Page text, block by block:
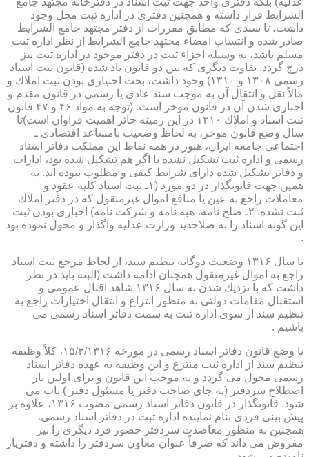
الشرایط قرار داشته و همچنین دفتری در اداره ثبت محل وجود
داشت، تا سندی كه مطابق مقررات از دفتر مجتهد جامع الشرایط
صادر شده و انتساب امضاء مجتهد جامع الشرایط از نظر اداره ثبت
مسلم باشد، به وسیله اجزاء ثبت در دفتر موجود در اداره ثبت نیز
درج گردد. تفاوت دیگری كه بین دو قانون یاد شده (قانون ثبت اسناد
رسمی ۱۳۰۸ و ۱۳۱۰) وجود داشت، بحث اختیاری بودن ثبت املاك و
مالاً نقل و انتقال آن به موجب سند عادی یا رسمی در قانون مقدم و
اجباری شدن آن در قانون موخر است. (توجه به مواد ۴۶ و ۴۷ قانون
ثبت اسناد و املاك ۱۳۱۰ در این زمینه حائز اهمیت فراوان است)تا
سال وضع قانون موخر، به لحاظ وضعیت نامساعد اقتصادی ـ
اجتماعی جامعه ایران، هنوز در همه نقاط این مملكت دفاتر اسناد
رسمی و اداره ثبت تشكیل نشده یا اگر هم تشكیل شده بود، ادارات
و دفاتر تشكیل شده دارای شرایط كیفی و مطلوب نبوده اند. به
همین جهت قانونگذار در دو مورد (۱ـ ثبت اسناد كلیه عقود و
معاملات راجع به عین یا منافع اموال غیرمنقول كه در دفتر املاك
ثبت نشده. ۲ـ صلح نامه، هبه نامه و شركت نامه) اجباری بودن ثبت
این گونه اسناد را به صلاحدید وزارت عدلیه واگذار و محول نموده بود
.
تا سال ۱۳۱۶ وضعیت دوگانه تنظیم سند، از لحاظ مرجع ثبت اسناد
راجع به اموال غیرمنقول همچنان ادامه داشت (البته باید در نظر
داشت كه با نزدیك شدن به سال ۱۳۱۶ شاهد اقبال عمومی و
استقبال مقامات دولتی به منظور انتزاع و انتقال اختیارات راجع به
تنظیم سند از سوی اداره ثبت به سمت دفاتر اسناد رسمی می
باشیم .
با وضع قانون دفاتر اسناد رسمی در مورخه ۱۵/۳/۱۳۱۶، كلاً وظیفه
تنظیم سند از اداره ثبت منتزع و این وظیفه به عهده دفاتر اسناد
رسمی محول می گردد و به موجب این قانون و برای اولین بار
اصطلاح سردفتر (به جای صاحب دفتر یا مسئول دفتر ) باب می
شود. قانونگذار در قانون دفاتر اسناد رسمی مصوب ۱۳۱۶، علاوه بر
پیش بینی فردی بنام نماینده اداره ثبت در دفاتر اسناد رسمی،
همچنین به منظور معاضدت سردفتر حضور فرد دیگری را نیز
مفروض می داند كه صرفاً عنوان معاون سردفتر را داشته و دفتریار